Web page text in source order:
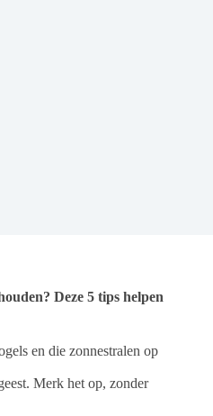
Deze 5 tips helpen
en die zonnestralen op
Merk het op, zonder